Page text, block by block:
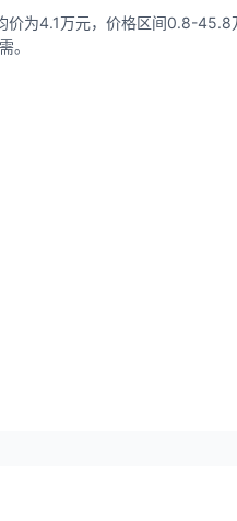
为4.1万元，价格区间0.8-
。